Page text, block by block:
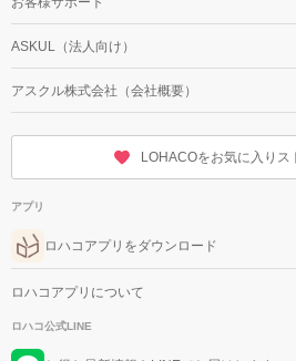
ASKUL（法人向け）
アスクル株式会社（会社概要）
LOHACOをお気に入りス
アプリ
ロハコアプリをダウンロード
ロハコアプリについて
ロハコ公式LINE